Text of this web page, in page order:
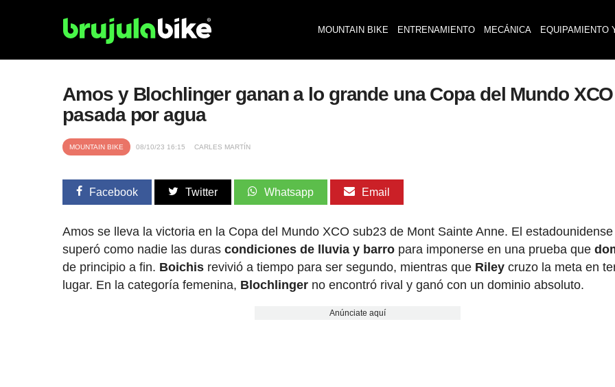
MOUNTAIN BIKE ENTRENAMIENTO MECÁNICA EQUIPAMIENTO
Amos y Blochlinger ganan a lo grande una Copa del Mundo
pasada por agua
MOUNTAIN BIKE 08/10/23 16:15 CARLES MARTÍN
Facebook Twitter Whatsapp Email
Amos se lleva la victoria en la Copa del Mundo XCO sub23 de Mont Sainte Anne. El estadounidense
superó como nadie las durascondiciones de lluvia y barro para imponerse en una prueba que
de principio a fin. Boichis revivió a tiempo para ser segundo, mientras que Riley cruzo la meta en
lugar. En la categoría femenina, Blochlinger no encontró rival y ganó con un dominio absoluto.
Anúnciate aquí